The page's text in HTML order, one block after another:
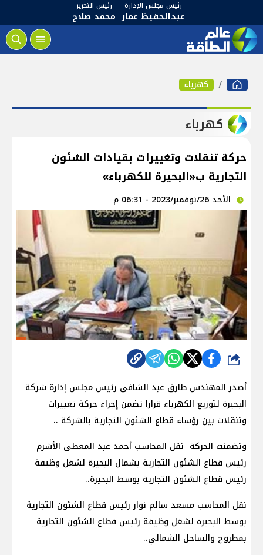
رئيس مجلس الإدارة
عبدالحفيظ عمار
رئيس التحرير
محمد صلاح
كهرباء
كهرباء
حركة تنقلات وتغييرات بقيادات الشئون
التجارية ب«البحيرة للكهرباء»
الأحد 26/نوفمبر/2023 - 06:31 م
شارك
أصدر المهندس طارق عبد الشافى رئيس مجلس إدارة شركة
البحيرة لتوزيع الكهرباء قرارا تضمن إجراء حركة تغييرات
وتنقلات بين رؤساء قطاع الشئون التجارية بالشركة ..
وتضمنت الحركة نقل المحاسب أحمد عبد المعطى الأشرم
رئيس قطاع الشئون التجارية بشمال البحيرة لشغل وظيفة
رئيس قطاع الشئون التجارية بوسط البحيرة..
نقل المحاسب مسعد سالم نوار رئيس قطاع الشئون التجارية
بوسط البحيرة لشغل وظيفة رئيس قطاع الشئون التجارية
بمطروح والساحل الشمالي..